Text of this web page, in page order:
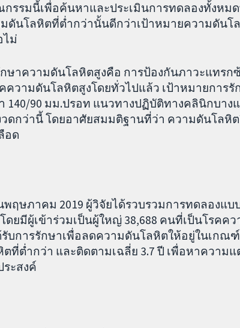
รรมนี้เพื่อค้นหาและประเมินการทดลองทั้งหม
มดันโลหิตที่ต่ำกว่านั้นดีกว่าเป้าหมายความดันโ
ไม่
ษาความดันโลหิตสูงคือ การป้องกันภาวะแทร
ความดันโลหิตสูงโดยทั่วไปแล้ว เป้าหมายการ
140/90 มม.ปรอท แนวทางปฏิบัติทางคลินิกบาง
ดกว่านี้ โดยอาศัยสมมติฐานที่ว่า ความดันโลหิ
อด
ฤษภาคม 2019 ผู้วิจัยได้รวบรวมการทดลองแบบ
ดยมีผู้เข้าร่วมเป็นผู้ใหญ่ 38,688 คนที่เป็นโรคค
รับการรักษาเพื่อลดความดันโลหิตให้อยู่ในเกณ
ที่ต่ำกว่า และติดตามเฉลี่ย 3.7 ปี เพื่อหาความแ
ะสงค์